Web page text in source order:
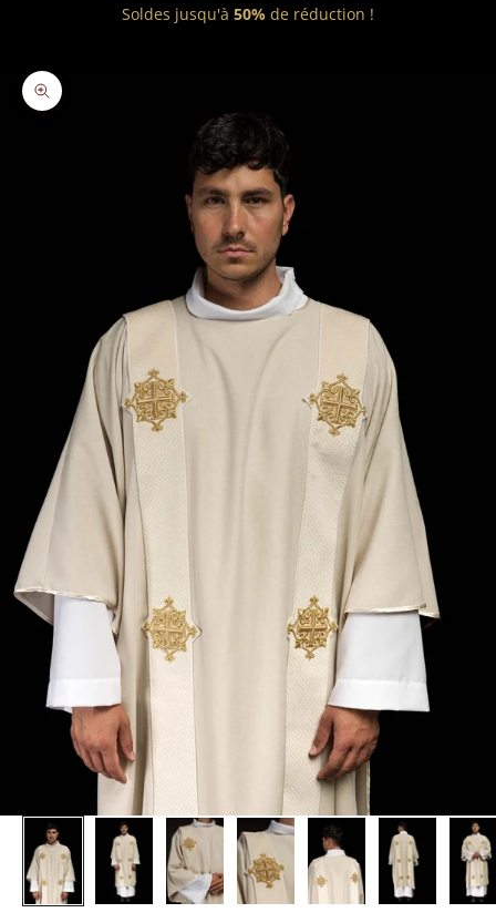
Soldes jusqu'à 50% de réduction !
Zoomer sur l'image